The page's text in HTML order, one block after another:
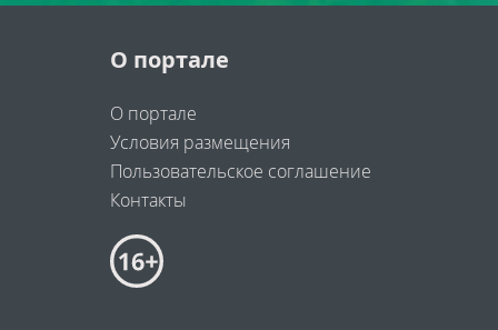
О портале
О портале
Условия размещения
Пользовательское соглашение
Контакты